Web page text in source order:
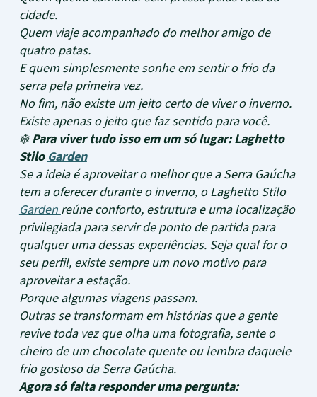
cidade.
Quem viaje acompanhado do melhor amigo de
quatro patas.
E quem simplesmente sonhe em sentir o frio da
serra pela primeira vez.
No fim, não existe um jeito certo de viver o inverno.
Existe apenas o jeito que faz sentido para você.
❄️Para viver tudo isso em um só lugar: Laghetto
StiloGarden
Se a ideia é aproveitar o melhor que a Serra Gaúcha
tem a oferecer durante o inverno, o Laghetto Stilo
Gardenreúne conforto, estrutura e uma localização
privilegiada para servir de ponto de partida para
qualquer uma dessas experiências. Seja qual for o
seu perfil, existe sempre um novo motivo para
aproveitar a estação.
Porque algumas viagens passam.
Outras se transformam em histórias que a gente
revive toda vez que olha uma fotografia, sente o
cheiro de um chocolate quente ou lembra daquele
frio gostoso da Serra Gaúcha.
Agora só falta responder uma pergunta: